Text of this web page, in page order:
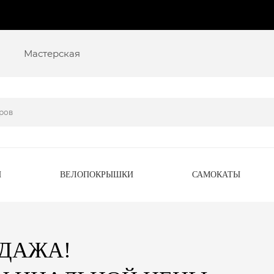
Мастерская
ВЕЛОПОКРЫШКИ САМОКАТЫ